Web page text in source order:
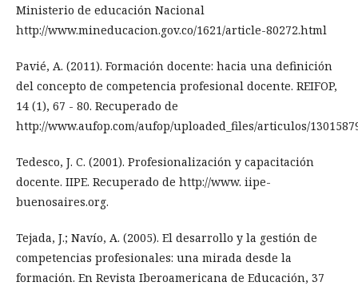
Ministerio de educación Nacional
http://www.mineducacion.gov.co/1621/article-80272.html
Pavié, A. (2011). Formación docente: hacia una definición
del concepto de competencia profesional docente. REIFOP,
14 (1), 67 - 80. Recuperado de
http://www.aufop.com/aufop/uploaded_files/articulos/
Tedesco, J. C. (2001). Profesionalización y capacitación
docente. IIPE. Recuperado de http://www. iipe-
buenosaires.org.
Tejada, J.; Navío, A. (2005). El desarrollo y la gestión de
competencias profesionales: una mirada desde la
formación. En Revista Iberoamericana de Educación, 37